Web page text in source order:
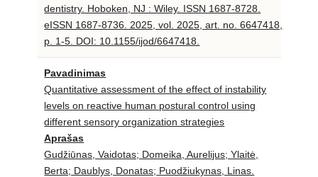
dentistry. Hoboken, NJ : Wiley. ISSN 1687-8728.
eISSN 1687-8736. 2025, vol. 2025, art. no. 6647418,
p. 1-5. DOI: 10.1155/ijod/6647418.
Pavadinimas
Quantitative assessment of the effect of instability
levels on reactive human postural control using
different sensory organization strategies
Aprašas
Gudžiūnas, Vaidotas; Domeika, Aurelijus; Ylaitė,
Berta; Daublys, Donatas; Puodžiukynas, Linas.